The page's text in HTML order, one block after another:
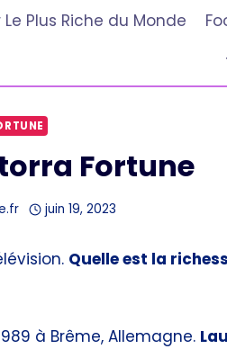
Plus Riche du Monde
Fortune
juin 19, 2023
Quelle est la
à Brême, Allemagne.